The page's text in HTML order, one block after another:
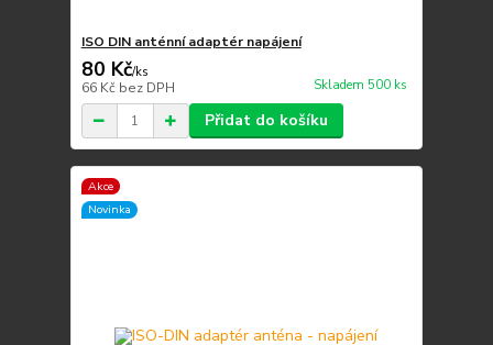
ISO DIN anténní adaptér napájení
80 Kč/ks
66 Kč bez DPH Skladem 500 ks
Přidat do košíku
Akce
Novinka